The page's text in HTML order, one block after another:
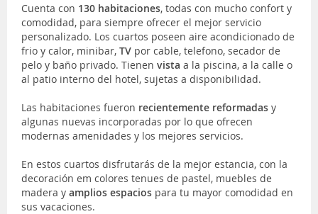
Cuenta con 130 habitaciones, todas con mucho confort y
comodidad, para siempre ofrecer el mejor servicio
personalizado. Los cuartos poseen aire acondicionado de
frio y calor, minibar, TV por cable, telefono, secador de
pelo y baño privado. Tienen vista a la piscina, a la calle o
al patio interno del hotel, sujetas a disponibilidad.
Las habitaciones fueron recientemente reformadas y
algunas nuevas incorporadas por lo que ofrecen
modernas amenidades y los mejores servicios.
En estos cuartos disfrutarás de la mejor estancia, con la
decoración em colores tenues de pastel, muebles de
madera y amplios espacios para tu mayor comodidad en
sus vacaciones.